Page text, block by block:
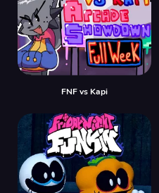
FNF vs Kapi